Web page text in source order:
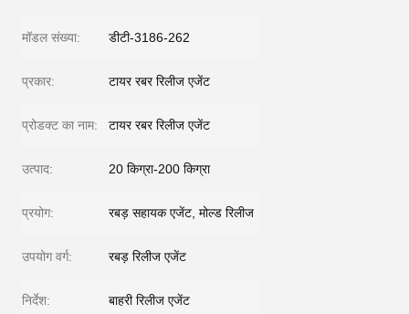
मॉडल संख्या: डीटी-3186-262
प्रकार: टायर रबर रिलीज एजेंट
प्रोडक्ट का नाम: टायर रबर रिलीज एजेंट
उत्पाद: 20 किग्रा-200 किग्रा
प्रयोग: रबड़ सहायक एजेंट, मोल्ड रिलीज
उपयोग वर्ग: रबड़ रिलीज एजेंट
निर्देश: बाहरी रिलीज एजेंट